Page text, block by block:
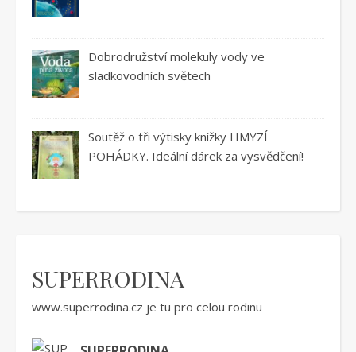
Dobrodružství molekuly vody ve
sladkovodních světech
Soutěž o tři výtisky knížky HMYZÍ
POHÁDKY. Ideální dárek za vysvědčení!
SUPERRODINA
www.superrodina.cz je tu pro celou rodinu